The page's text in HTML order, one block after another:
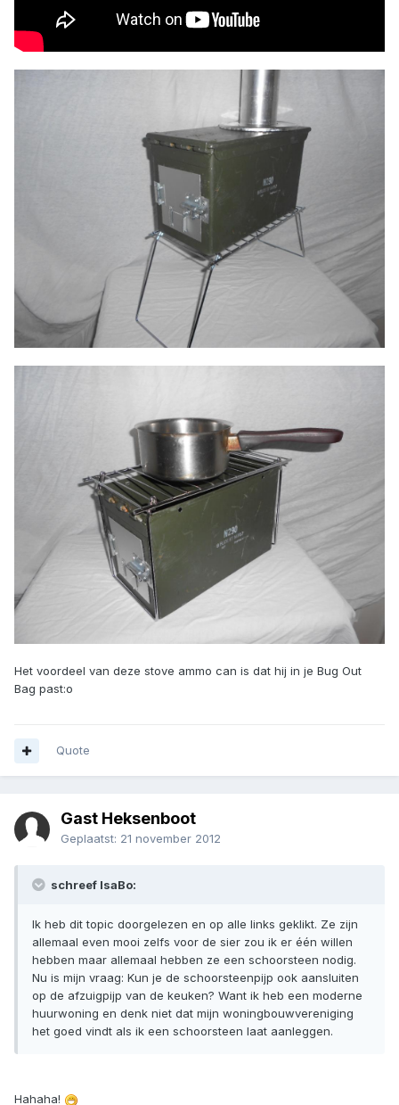
Het voordeel van deze stove ammo can is dat hij in je Bug Out
Bag past:o
Quote
Gast Heksenboot
Geplaatst: 21 november 2012
schreef IsaBo:
Ik heb dit topic doorgelezen en op alle links geklikt. Ze zijn
allemaal even mooi zelfs voor de sier zou ik er één willen
hebben maar allemaal hebben ze een schoorsteen nodig.
Nu is mijn vraag: Kun je de schoorsteenpijp ook aansluiten
op de afzuigpijp van de keuken? Want ik heb een moderne
huurwoning en denk niet dat mijn woningbouwvereniging
het goed vindt als ik een schoorsteen laat aanleggen.
Hahaha!